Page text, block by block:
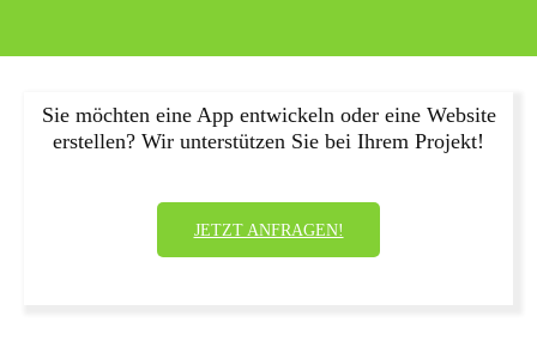
Sie möchten eine App entwickeln oder eine Website
erstellen? Wir unterstützen Sie bei Ihrem Projekt!
JETZT ANFRAGEN!